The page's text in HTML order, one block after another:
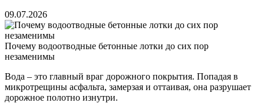
09.07.2026
Почему водоотводные бетонные лотки до сих пор
незаменимы
Вода – это главный враг дорожного покрытия. Попадая в
микротрещины асфальта, замерзая и оттаивая, она разрушает
дорожное полотно изнутри.